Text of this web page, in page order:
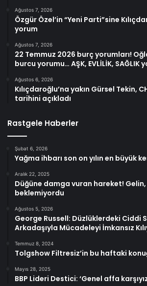
Ağustos 7, 2026
Özgür Özel’in “Yeni Parti”sine
yorum
Ağustos 7, 2026
22 Temmuz 2026 burç yorumları!
burcu yorumu… AŞK, EVLİLİK, SAĞLIK
Ağustos 6, 2026
Kılıçdaroğlu’na yakın Gürsel Tekin,
tarihini açıkladı
Rastgele Haberler
Şubat 6, 2026
Yağma ihbarı son on yılın en büyük
Aralık 22, 2025
Düğüne damga vuran hareket!
beklemiyordu
Ağustos 5, 2026
George Russell: Düzlüklerdeki Ciddi
Arkadaşıyla Mücadeleyi İmkansız
Temmuz 8, 2024
Tolgshow Filtresiz’in bu haftaki
Mayıs 28, 2025
BBP Lideri Destici: ‘Genel affa